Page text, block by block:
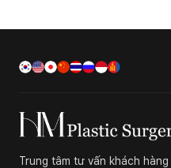
Trung tâm tư vấn khách hàng